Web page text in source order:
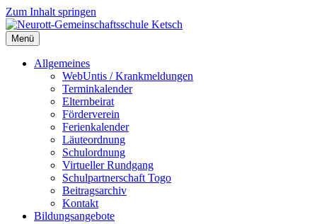
Zum Inhalt springen
Neurott-Gemeinschaftsschule Ketsch
Menü
Allgemeines
WebUntis / Krankmeldungen
Terminkalender
Elternbeirat
Förderverein
Ferienkalender
Läuteordnung
Schulordnung
Virtueller Rundgang
Schulpartnerschaft Togo
Beitragsarchiv
Kontakt
Bildungsangebote